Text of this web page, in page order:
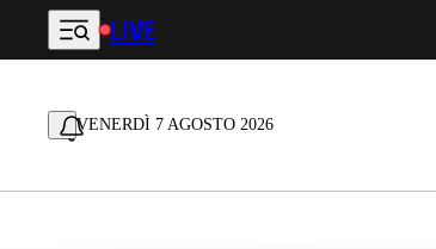
Vai al contenuto principale
LIVE
VENERDÌ 7 AGOSTO 2026